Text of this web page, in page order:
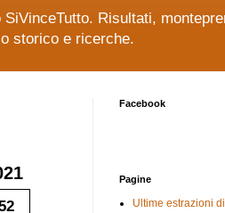
Risultati,
storico e ricerche.
Facebook
Pagine
Ultime estrazioni